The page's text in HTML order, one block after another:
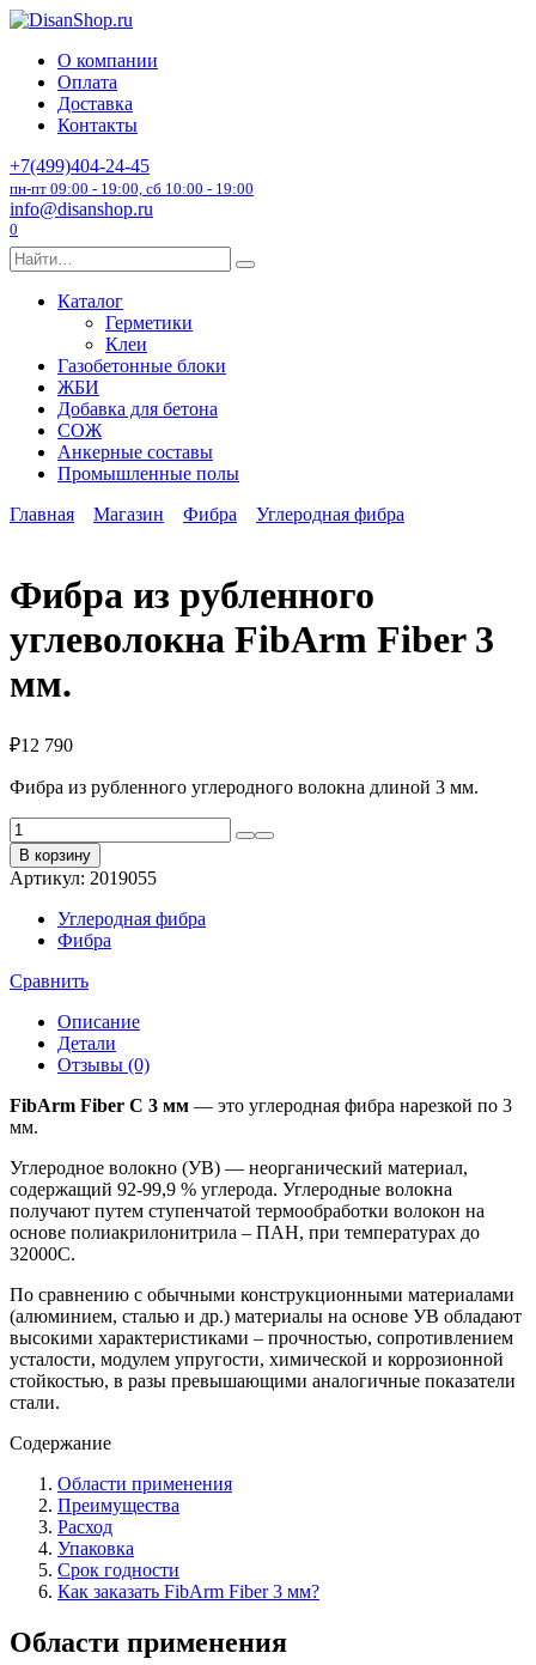
Перейти
содержанию
О компании
Оплата
Доставка
Контакты
+7(499)404-24-45
пн-пт 09:00 - 19:00, сб 10:00 - 19:00
info@disanshop.ru
0
Search
for:
Каталог
Герметики
Клеи
Газобетонные блоки
ЖБИ
Добавка для бетона
СОЖ
Анкерные составы
Промышленные полы
Главная
Магазин Фибра Углеродная фибра
Фибра из рубленного
углеволокна FibArm Fiber 3
мм.
₽12 790
Фибра из рубленного углеродного волокна длиной 3 мм.
Количество
товара
Фибра
из
рубленного
углеволокна
FibArm
Fiber
В корзину
Артикул: 2019055
Углеродная фибра
Фибра
Сравнить
Описание
Детали
Отзывы (0)
FibArm Fiber С 3 мм — это углеродная фибра нарезкой по 3
мм.
Углеродное волокно (УВ) — неорганический материал,
содержащий 92-99,9 % углерода. Углеродные волокна
получают путем ступенчатой термообработки волокон на
основе полиакрилонитрила – ПАН, при температурах до
32000С.
По сравнению с обычными конструкционными материалами
(алюминием, сталью и др.) материалы на основе УВ обладают
высокими характеристиками – прочностью, сопротивлением
усталости, модулем упругости, химической и коррозионной
стойкостью, в разы превышающими аналогичные показатели
стали.
Содержание
Области применения
Преимущества
Расход
Упаковка
Срок годности
Как заказать FibArm Fiber 3 мм?
Области применения